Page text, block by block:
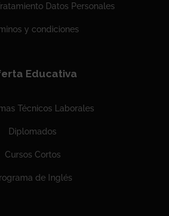
Datos Personales
y condiciones
Educativa
Técnicos Laborales
Diplomados
Cursos Cortos
de Inglés